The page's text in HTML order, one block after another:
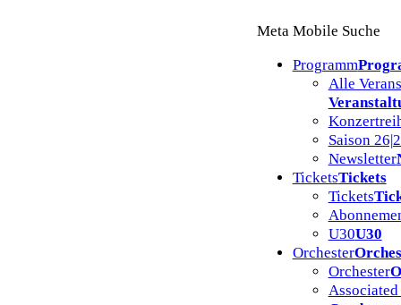
Meta Mobile Suche
Programm
Alle
Saison
Newsletter
TicketsTickets
Tickets
U30U30
Orchester
Orchester